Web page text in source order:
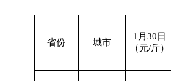
省份 城市
1 月30日
（元/斤）